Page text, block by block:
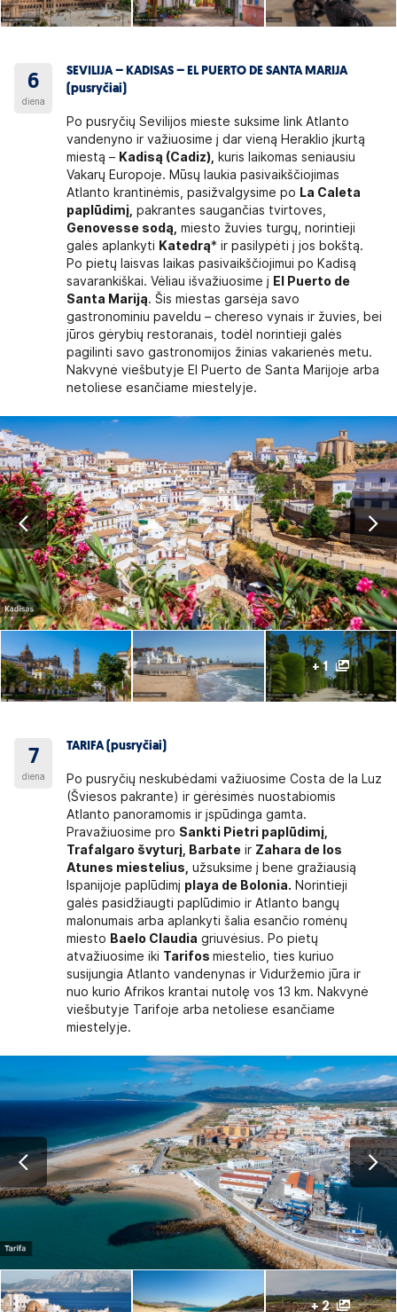
6
diena
SEVILIJA – KADISAS – EL PUERTO DE SANTA MARIJA
(pusryčiai)
Po pusryčių Sevilijos mieste suksime link Atlanto
vandenyno ir važiuosime į dar vieną Heraklio įkurtą
miestą – Kadisą (Cadiz),
kuris laikomas seniausiu
Vakarų Europoje. Mūsų laukia pasivaikščiojimas
Atlanto krantinėmis, pasižvalgysime po La Caleta
paplūdimį, pakrantes saugančias tvirtoves,
Genovesse sodą, miesto žuvies turgų, norintieji
galės aplankyti Katedrą* ir pasilypėti į jos bokštą.
Po pietų laisvas laikas pasivaikščiojimui po Kadisą
savarankiškai. Vėliau išvažiuosime į El Puerto de
Santa Mariją. Šis miestas garsėja savo
gastronominiu paveldu – chereso vynais ir žuvies, bei
jūros gėrybių restoranais, todėl norintieji galės
pagilinti savo gastronomijos žinias vakarienės metu.
Nakvynė viešbutyje El Puerto de Santa Marijoje arba
netoliese esančiame miestelyje.
+ 1
7
diena
TARIFA (pusryčiai)
Po pusryčių neskubėdami važiuosime Costa de la Luz
(Šviesos pakrante) ir gėrėsimės nuostabiomis
Atlanto panoramomis ir įspūdinga gamta.
Pravažiuosime pro Sankti Pietri paplūdimį,
Trafalgaro švyturį, Barbate ir Zahara de los
Atunes miestelius, užsuksime į bene gražiausią
Ispanijoje paplūdimį playa de Bolonia. Norintieji
galės pasidžiaugti paplūdimio ir Atlanto bangų
malonumais arba aplankyti šalia esančio romėnų
miesto Baelo Claudia griuvėsius. Po pietų
atvažiuosime iki Tarifosmiestelio, ties kuriuo
susijungia Atlanto vandenynas ir Viduržemio jūra ir
nuo kurio Afrikos krantai nutolę vos 13 km. Nakvynė
viešbutyje Tarifoje arba netoliese esančiame
miestelyje.
+ 2